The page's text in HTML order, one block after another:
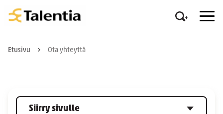
Etusivu Ota yhteyttä
Siirry sivulle